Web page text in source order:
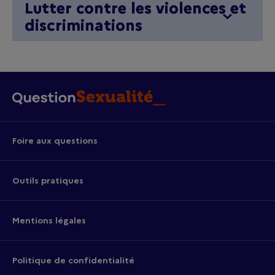
Lutter contre les violences et
discriminations
Foire aux questions
Outils pratiques
Mentions légales
Politique de confidentialité